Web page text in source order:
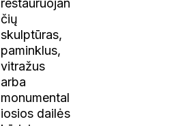
restauruojan
čių
skulptūras,
paminklus,
vitražus
arba
monumental
iosios dailės